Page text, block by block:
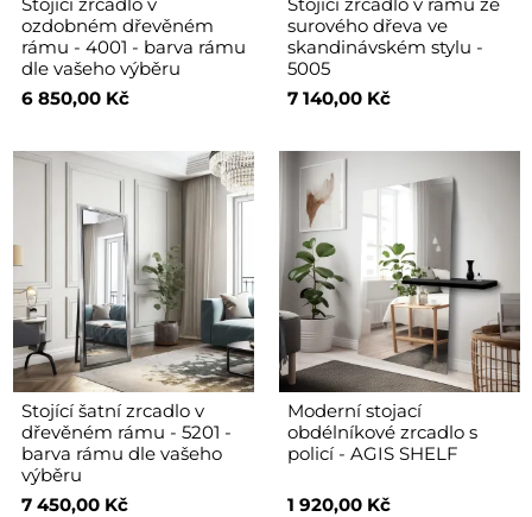
ozdobném dřevěném
rámu - 4001 - barva rámu
dle vašeho výběru
6 850,00 Kč
surového dřeva ve
skandinávském stylu -
5005
7 140,00 Kč
Stojící šatní zrcadlo v
dřevěném rámu - 5201 -
barva rámu dle vašeho
výběru
7 450,00 Kč
Moderní stojací
obdélníkové zrcadlo s
policí - AGIS SHELF
1 920,00 Kč